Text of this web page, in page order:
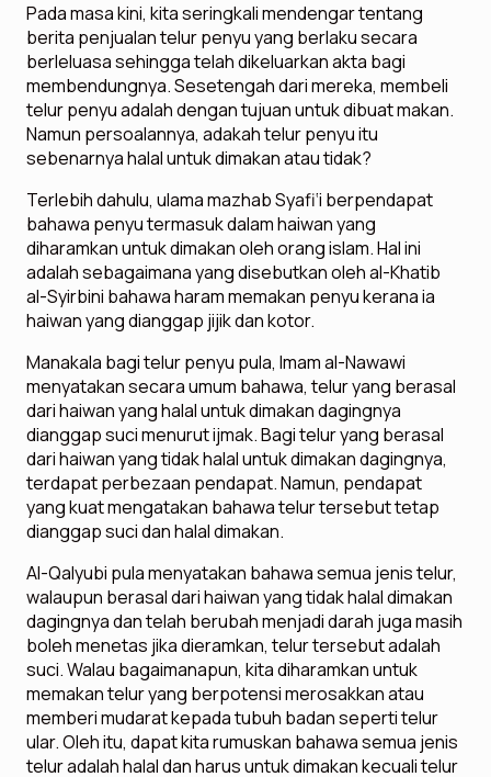
Pada masa kini, kita seringkali mendengar tentang
berita penjualan telur penyu yang berlaku secara
berleluasa sehingga telah dikeluarkan akta bagi
membendungnya. Sesetengah dari mereka, membeli
telur penyu adalah dengan tujuan untuk dibuat makan.
Namun persoalannya, adakah telur penyu itu
sebenarnya halal untuk dimakan atau tidak?
Terlebih dahulu, ulama mazhab Syafi‘i berpendapat
bahawa penyu termasuk dalam haiwan yang
diharamkan untuk dimakan oleh orang islam. Hal ini
adalah sebagaimana yang disebutkan oleh al-Khatib
al-Syirbini bahawa haram memakan penyu kerana ia
haiwan yang dianggap jijik dan kotor.
Manakala bagi telur penyu pula, Imam al-Nawawi
menyatakan secara umum bahawa, telur yang berasal
dari haiwan yang halal untuk dimakan dagingnya
dianggap suci menurut ijmak. Bagi telur yang berasal
dari haiwan yang tidak halal untuk dimakan dagingnya,
terdapat perbezaan pendapat. Namun, pendapat
yang kuat mengatakan bahawa telur tersebut tetap
dianggap suci dan halal dimakan.
Al-Qalyubi pula menyatakan bahawa semua jenis telur,
walaupun berasal dari haiwan yang tidak halal dimakan
dagingnya dan telah berubah menjadi darah juga masih
boleh menetas jika dieramkan, telur tersebut adalah
suci. Walau bagaimanapun, kita diharamkan untuk
memakan telur yang berpotensi merosakkan atau
memberi mudarat kepada tubuh badan seperti telur
ular. Oleh itu, dapat kita rumuskan bahawa semua jenis
telur adalah halal dan harus untuk dimakan kecuali telur